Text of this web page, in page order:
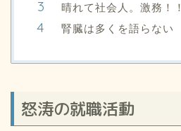
晴れて社会人。激務！！
腎臓は多くを語らない
怒涛の就職活動